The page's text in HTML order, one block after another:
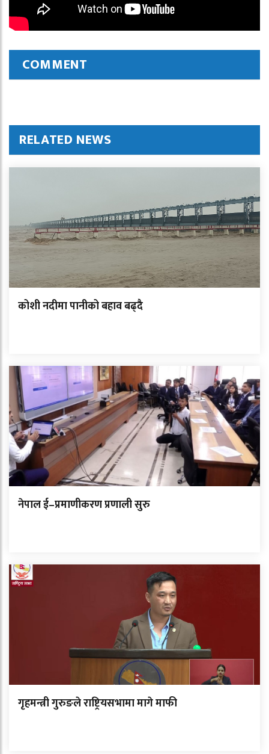
COMMENT
RELATED NEWS
कोशी नदीमा पानीको बहाव बढ्दै
नेपाल ई–प्रमाणीकरण प्रणाली सुरु
गृहमन्त्री गुरुङले राष्ट्रियसभामा मागे माफी